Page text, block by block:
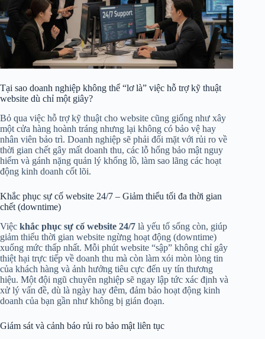
Tại sao doanh nghiệp không thể “lơ là” việc hỗ trợ kỹ thuật
website dù chỉ một giây?
Bỏ qua việc hỗ trợ kỹ thuật cho website cũng giống như xây
một cửa hàng hoành tráng nhưng lại không có bảo vệ hay
nhân viên bảo trì. Doanh nghiệp sẽ phải đối mặt với rủi ro về
thời gian chết gây mất doanh thu, các lỗ hổng bảo mật nguy
hiểm và gánh nặng quản lý khổng lồ, làm sao lãng các hoạt
động kinh doanh cốt lõi.
Khắc phục sự cố website 24/7 – Giảm thiểu tối đa thời gian
chết (downtime)
Việc khắc phục sự cố website 24/7 là yếu tố sống còn, giúp
giảm thiểu thời gian website ngừng hoạt động (downtime)
xuống mức thấp nhất. Mỗi phút website “sập” không chỉ gây
thiệt hại trực tiếp về doanh thu mà còn làm xói mòn lòng tin
của khách hàng và ảnh hưởng tiêu cực đến uy tín thương
hiệu. Một đội ngũ chuyên nghiệp sẽ ngay lập tức xác định và
xử lý vấn đề, dù là ngày hay đêm, đảm bảo hoạt động kinh
doanh của bạn gần như không bị gián đoạn.
Giám sát và cảnh báo rủi ro bảo mật liên tục